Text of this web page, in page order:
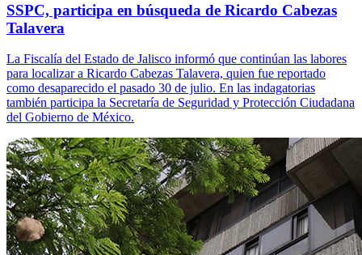
SSPC, participa en búsqueda de Ricardo Cabezas
Talavera
La Fiscalía del Estado de Jalisco informó que continúan las labores
para localizar a Ricardo Cabezas Talavera, quien fue reportado
como desaparecido el pasado 30 de julio. En las indagatorias
también participa la Secretaría de Seguridad y Protección Ciudadana
del Gobierno de México.